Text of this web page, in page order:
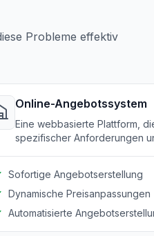
Probleme effektiv
Online-Angebotssystem
Eine webbasierte Plattform,
spezifischer Anforderungen
Sofortige Angebotserstellung
Dynamische Preisanpassungen
Automatisierte